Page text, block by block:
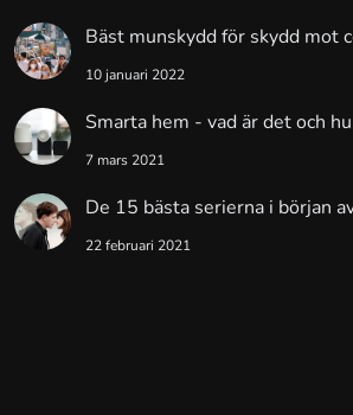
Bäst munskydd för skydd mot
10 januari 2022
Smarta hem - vad är det och
7 mars 2021
De 15 bästa serierna i början
22 februari 2021